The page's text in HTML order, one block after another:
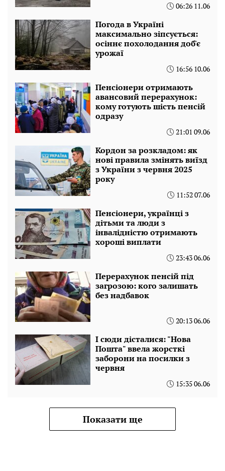
06:26 11.06
Погода в Україні
максимально зіпсується:
осіннє похолодання доб'є
урожаї
16:56 10.06
Пенсіонери отримають
авансовий перерахунок:
кому готують шість пенсій
одразу
21:01 09.06
Кордон за розкладом: як
нові правила змінять виїзд
з України з червня 2025
року
11:52 07.06
Пенсіонери, українці з
дітьми та люди з
інвалідністю отримають
хороші виплати
23:43 06.06
Перерахунок пенсій під
загрозою: кого залишать
без надбавок
20:13 06.06
І сюди дісталися: "Нова
Пошта" ввела жорсткі
заборони на посилки з
червня
15:35 06.06
Показати ще